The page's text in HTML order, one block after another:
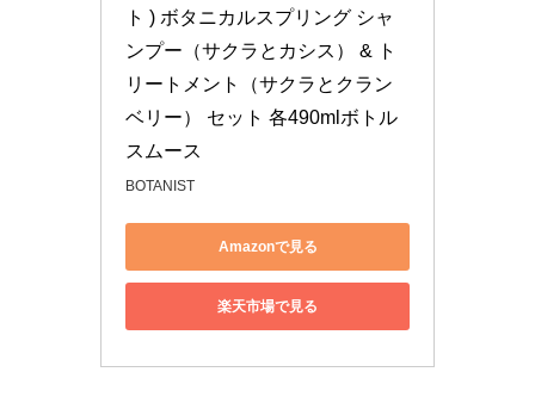
ト ) ボタニカルスプリング シャ
ンプー（サクラとカシス） & ト
リートメント（サクラとクラン
ベリー） セット 各490mlボトル
スムース
BOTANIST
Amazonで見る
楽天市場で見る